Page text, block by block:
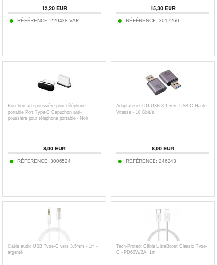
12,20EUR
RÉFÉRENCE: 229438-VAR
15,30EUR
RÉFÉRENCE: 3017260
Bouchon anti-poussière pour téléphone
portable Port Type-C Capuchon anti-
poussière pour téléphone portable - Noir
8,90EUR
RÉFÉRENCE: 3006524
Adaptateur OTG USB 3.1 vers USB-C Haute
Vitesse - 10 Gbit/s
8,90EUR
RÉFÉRENCE: 246243
Câble audio USB Type-C vers 3.5mm - 1m -
argenté
Tech-Protect Câble UltraBoost Classic Type-
C - PD60W/3A, 1m